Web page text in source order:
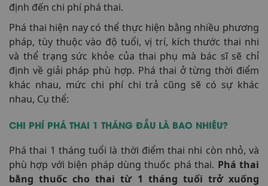
định đến chi phí phá thai.
Phá thai hiện nay có thể thực hiện bằng nhiều phương
pháp, tùy thuộc vào độ tuổi, vị trí, kích thước thai nhi
và thể trạng sức khỏe của thai phụ mà bác sĩ sẽ chỉ
định về giải pháp phù hợp. Phá thai ở từng thời điểm
khác nhau, mức chi phí chi trả cũng sẽ có sự khác
nhau, Cụ thể:
CHI PHÍ PHÁ THAI 1 THÁNG ĐẦU LÀ BAO NHIÊU?
Phá thai 1 tháng tuổi là thời điểm thai nhi còn nhỏ, và
phù hợp với biện pháp dùng thuốc phá thai. Phá thai
bằng thuốc cho thai từ 1 tháng tuổi trở xuống